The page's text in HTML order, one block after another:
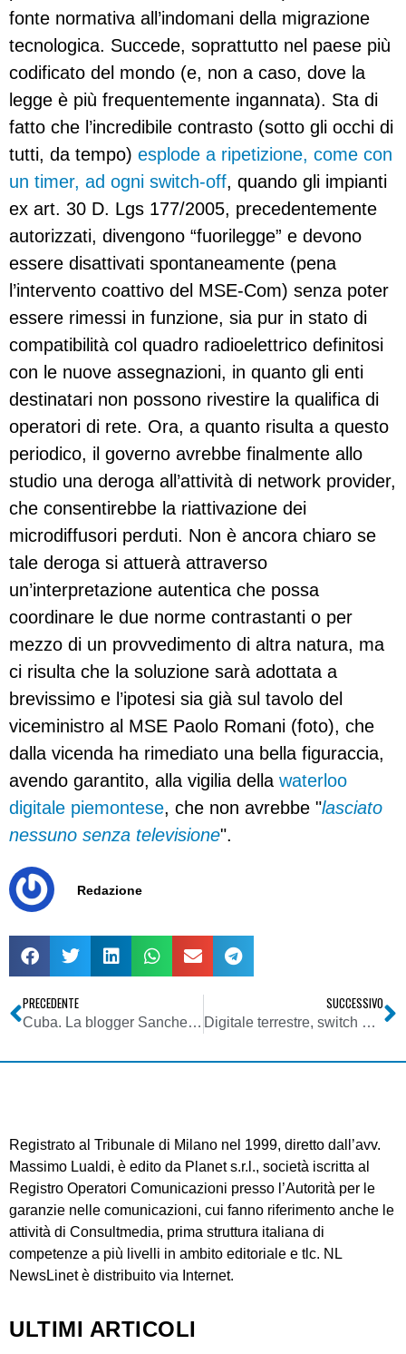
fonte normativa all’indomani della migrazione
tecnologica. Succede, soprattutto nel paese più
codificato del mondo (e, non a caso, dove la
legge è più frequentemente ingannata). Sta di
fatto che l’incredibile contrasto (sotto gli occhi di
tutti, da tempo) esplode a ripetizione, come con
un timer, ad ogni switch-off, quando gli impianti
ex art. 30 D. Lgs 177/2005, precedentemente
autorizzati, divengono “fuorilegge” e devono
essere disattivati spontaneamente (pena
l’intervento coattivo del MSE-Com) senza poter
essere rimessi in funzione, sia pur in stato di
compatibilità col quadro radioelettrico definitosi
con le nuove assegnazioni, in quanto gli enti
destinatari non possono rivestire la qualifica di
operatori di rete. Ora, a quanto risulta a questo
periodico, il governo avrebbe finalmente allo
studio una deroga all’attività di network provider,
che consentirebbe la riattivazione dei
microdiffusori perduti. Non è ancora chiaro se
tale deroga si attuerà attraverso
un’interpretazione autentica che possa
coordinare le due norme contrastanti o per
mezzo di un provvedimento di altra natura, ma
ci risulta che la soluzione sarà adottata a
brevissimo e l’ipotesi sia già sul tavolo del
viceministro al MSE Paolo Romani (foto), che
dalla vicenda ha rimediato una bella figuraccia,
avendo garantito, alla vigilia della waterloo
digitale piemontese, che non avrebbe "lasciato
nessuno senza televisione".
Redazione
PRECEDENTE
Cuba. La blogger Sanchez sequestrata e malmenata. Coro unanime di solidarietà dall’Italia. Si reclama più spazio per le sue battaglie sui media mainstream
SUCCESSIVO
Digitale terrestre, switch off Alto Adige: completato il passaggio anche in Val Gardena e Val Badia
Registrato al Tribunale di Milano nel 1999, diretto dall’avv.
Massimo Lualdi, è edito da Planet s.r.l., società iscritta al
Registro Operatori Comunicazioni presso l’Autorità per le
garanzie nelle comunicazioni, cui fanno riferimento anche le
attività di Consultmedia, prima struttura italiana di
competenze a più livelli in ambito editoriale e tlc. NL
NewsLinet è distribuito via Internet.
ULTIMI ARTICOLI